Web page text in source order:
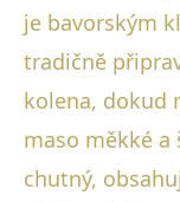
je bavorským
tradičně
kolena, dokud
maso měkké
chutný,